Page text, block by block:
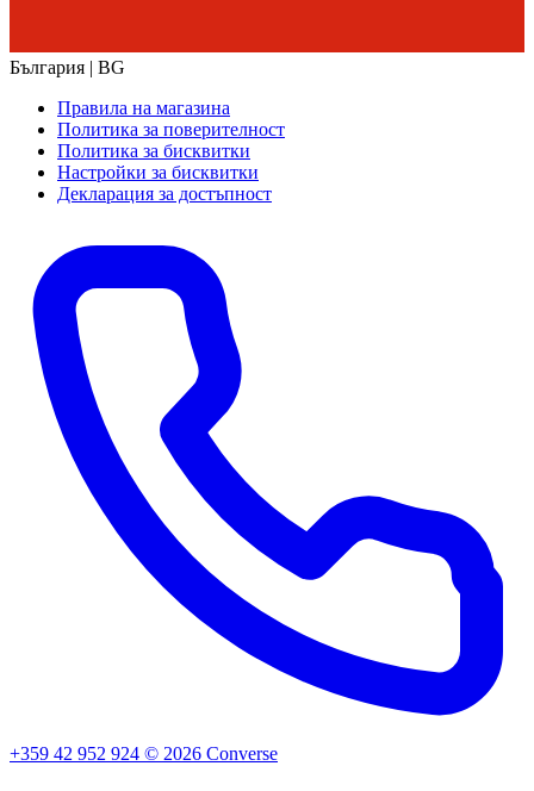
България | BG
Правила на магазина
Политика за поверителност
Политика за бисквитки
Настройки за бисквитки
Декларация за достъпност
+359 42 952 924 © 2026 Converse